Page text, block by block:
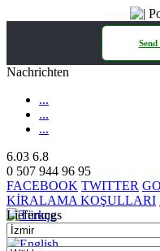
Nachrichten
...
...
...
6.03 6.8
0 507 944 96 95
FACEBOOK TWITTER
KİRALAMA KOŞULLARI
Lieferungs